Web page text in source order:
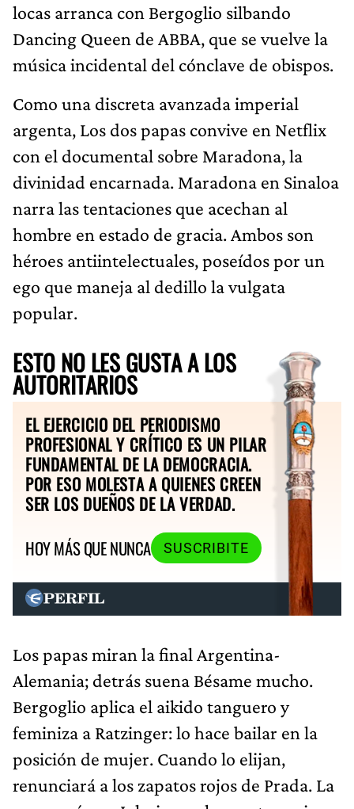
locas arranca con Bergoglio silbando
Dancing Queen de ABBA, que se vuelve la
música incidental del cónclave de obispos.
Como una discreta avanzada imperial
argenta, Los dos papas convive en Netflix
con el documental sobre Maradona, la
divinidad encarnada. Maradona en Sinaloa
narra las tentaciones que acechan al
hombre en estado de gracia. Ambos son
héroes antiintelectuales, poseídos por un
ego que maneja al dedillo la vulgata
popular.
ESTO NO LES GUSTA A LOS
AUTORITARIOS
EL EJERCICIO DEL PERIODISMO
PROFESIONAL Y CRÍTICO ES UN PILAR
FUNDAMENTAL DE LA DEMOCRACIA.
POR ESO MOLESTA A QUIENES CREEN
SER LOS DUEÑOS DE LA VERDAD.
HOY MÁS QUE NUNCA
SUSCRIBITE
Los papas miran la final Argentina-
Alemania; detrás suena Bésame mucho.
Bergoglio aplica el aikido tanguero y
feminiza a Ratzinger: lo hace bailar en la
posición de mujer. Cuando lo elijan,
renunciará a los zapatos rojos de Prada. La